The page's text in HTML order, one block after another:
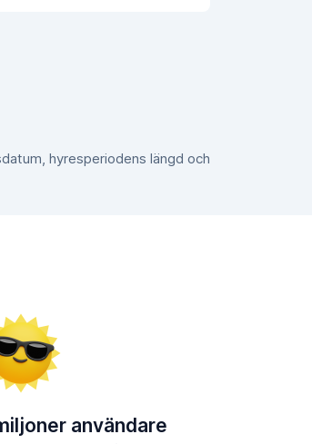
hyresperiodens längd och
användare